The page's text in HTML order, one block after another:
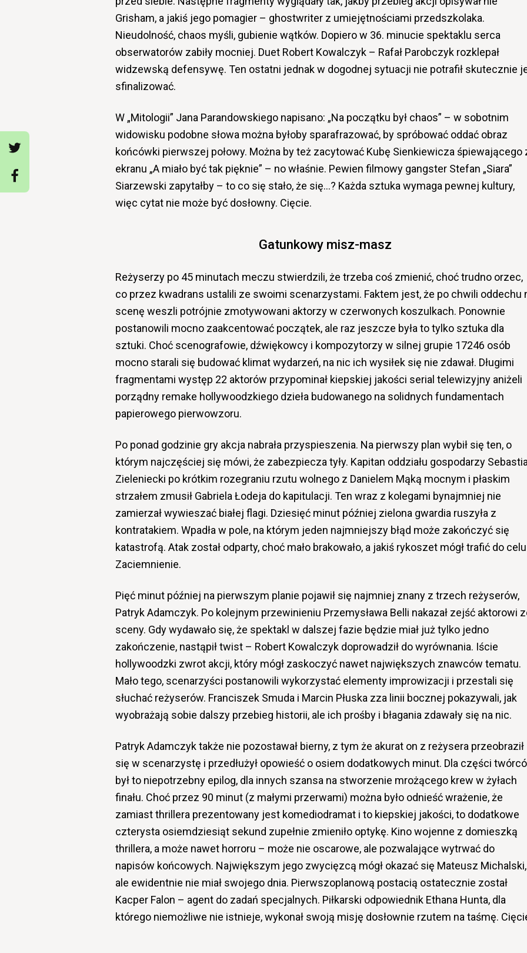
Grisham, a jakiś jego pomagier – ghostwriter z umiejętnościami przedszkolaka.
Nieudolność, chaos myśli, gubienie wątków. Dopiero w 36. minucie spektaklu serca
obserwatorów zabiły mocniej. Duet Robert Kowalczyk – Rafał Parobczyk rozklepał
widzewską defensywę. Ten ostatni jednak w dogodnej sytuacji nie potrafił skutecznie
sfinalizować.
W „Mitologii” Jana Parandowskiego napisano: „Na początku był chaos” – w sobotnim
widowisku podobne słowa można byłoby sparafrazować, by spróbować oddać obraz
końcówki pierwszej połowy. Można by też zacytować Kubę Sienkiewicza śpiewającego
ekranu „A miało być tak pięknie” – no właśnie. Pewien filmowy gangster Stefan „Siara”
Siarzewski zapytałby – to co się stało, że się…? Każda sztuka wymaga pewnej kultury,
więc cytat nie może być dosłowny. Cięcie.
Gatunkowy misz-masz
Reżyserzy po 45 minutach meczu stwierdzili, że trzeba coś zmienić, choć trudno orzec,
co przez kwadrans ustalili ze swoimi scenarzystami. Faktem jest, że po chwili oddechu
scenę weszli potrójnie zmotywowani aktorzy w czerwonych koszulkach. Ponownie
postanowili mocno zaakcentować początek, ale raz jeszcze była to tylko sztuka dla
sztuki. Choć scenografowie, dźwiękowcy i kompozytorzy w silnej grupie 17246 osób
mocno starali się budować klimat wydarzeń, na nic ich wysiłek się nie zdawał. Długimi
fragmentami występ 22 aktorów przypominał kiepskiej jakości serial telewizyjny aniżeli
porządny remake hollywoodzkiego dzieła budowanego na solidnych fundamentach
papierowego pierwowzoru.
Po ponad godzinie gry akcja nabrała przyspieszenia. Na pierwszy plan wybił się ten, o
którym najczęściej się mówi, że zabezpiecza tyły. Kapitan oddziału gospodarzy
Zieleniecki po krótkim rozegraniu rzutu wolnego z Danielem Mąką mocnym i płaskim
strzałem zmusił Gabriela Łodeja do kapitulacji. Ten wraz z kolegami bynajmniej nie
zamierzał wywieszać białej flagi. Dziesięć minut później zielona gwardia ruszyła z
kontratakiem. Wpadła w pole, na którym jeden najmniejszy błąd może zakończyć się
katastrofą. Atak został odparty, choć mało brakowało, a jakiś rykoszet mógł trafić do
Zaciemnienie.
Pięć minut później na pierwszym planie pojawił się najmniej znany z trzech reżyserów,
Patryk Adamczyk. Po kolejnym przewinieniu Przemysława Belli nakazał zejść aktorowi
sceny. Gdy wydawało się, że spektakl w dalszej fazie będzie miał już tylko jedno
zakończenie, nastąpił twist – Robert Kowalczyk doprowadził do wyrównania. Iście
hollywoodzki zwrot akcji, który mógł zaskoczyć nawet największych znawców tematu.
Mało tego, scenarzyści postanowili wykorzystać elementy improwizacji i przestali się
słuchać reżyserów. Franciszek Smuda i Marcin Płuska zza linii bocznej pokazywali, jak
wyobrażają sobie dalszy przebieg historii, ale ich prośby i błagania zdawały się na nic.
Patryk Adamczyk także nie pozostawał bierny, z tym że akurat on z reżysera przeobraził
się w scenarzystę i przedłużył opowieść o osiem dodatkowych minut. Dla części
był to niepotrzebny epilog, dla innych szansa na stworzenie mrożącego krew w żyłach
finału. Choć przez 90 minut (z małymi przerwami) można było odnieść wrażenie, że
zamiast thrillera prezentowany jest komediodramat i to kiepskiej jakości, to dodatkowe
czterysta osiemdziesiąt sekund zupełnie zmieniło optykę. Kino wojenne z domieszką
thrillera, a może nawet horroru – może nie oscarowe, ale pozwalające wytrwać do
napisów końcowych. Największym jego zwycięzcą mógł okazać się Mateusz Michalski,
ale ewidentnie nie miał swojego dnia. Pierwszoplanową postacią ostatecznie został
Kacper Falon – agent do zadań specjalnych. Piłkarski odpowiednik Ethana Hunta, dla
którego niemożliwe nie istnieje, wykonał swoją misję dosłownie rzutem na taśmę.